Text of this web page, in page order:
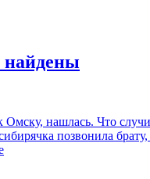
Омску, нашлась. Что
позвонила